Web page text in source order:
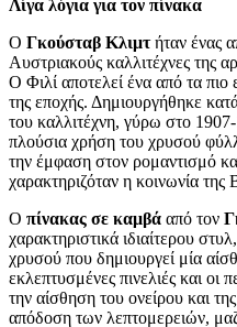
Λίγα λόγια για τον πίνακα
Ο Γκούσταβ Κλιμτήταν ένας
Αυστριακούς καλλιτέχνες της
Ο Φιλί αποτελεί ένα από τα
της εποχής. Δημιουργήθηκε
του καλλιτέχνη, γύρω στο
πλούσια χρήση του χρυσού
την έμφαση στον ρομαντισμό
χαρακτηριζόταν η κοινωνία της
Ο πίνακας σε καμβά από τον
χαρακτηριστικά ιδιαίτερου
χρυσού που δημιουργεί μία
εκλεπτυσμένες πινελιές και οι
την αίσθηση του ονείρου και
απόδοση των λεπτομερειών,